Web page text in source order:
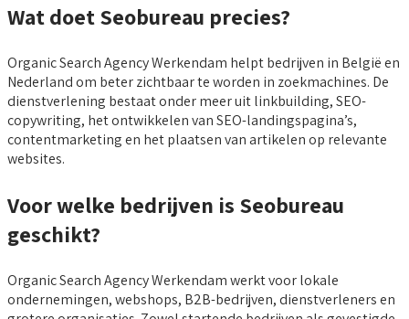
Wat doet Seobureau precies?
Organic Search Agency Werkendam helpt bedrijven in België en
Nederland om beter zichtbaar te worden in zoekmachines. De
dienstverlening bestaat onder meer uit linkbuilding, SEO-
copywriting, het ontwikkelen van SEO-landingspagina’s,
contentmarketing en het plaatsen van artikelen op relevante
websites.
Voor welke bedrijven is Seobureau
geschikt?
Organic Search Agency Werkendam werkt voor lokale
ondernemingen, webshops, B2B-bedrijven, dienstverleners en